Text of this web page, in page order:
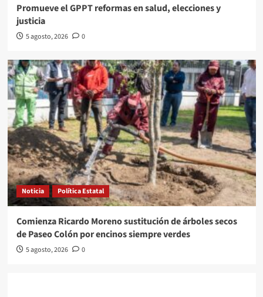
Promueve el GPPT reformas en salud, elecciones y
justicia
5 agosto, 2026 0
Noticia Política Estatal
Comienza Ricardo Moreno sustitución de árboles secos
de Paseo Colón por encinos siempre verdes
5 agosto, 2026 0